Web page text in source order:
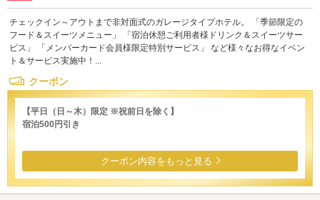
チェックイン～アウトまで非対面式のガレージタイプホテル。 「季節限定の
フード＆スイーツメニュー」 「宿泊休憩ご利用者様ドリンク＆スイーツサー
ビス」 「メンバーカード会員様限定特別サービス」 など様々なお得なイベン
ト＆サービス実施中！...
クーポン
【平日（日～木）限定 ※祝前日を除く】
宿泊500円引き
クーポン内容をもっと見る